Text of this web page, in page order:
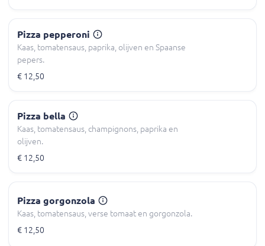
Pizza pepperoni
Kaas, tomatensaus, paprika, olijven en Spaanse
pepers.
€ 12,50
Pizza bella
Kaas, tomatensaus, champignons, paprika en
olijven.
€ 12,50
Pizza gorgonzola
Kaas, tomatensaus, verse tomaat en gorgonzola.
€ 12,50